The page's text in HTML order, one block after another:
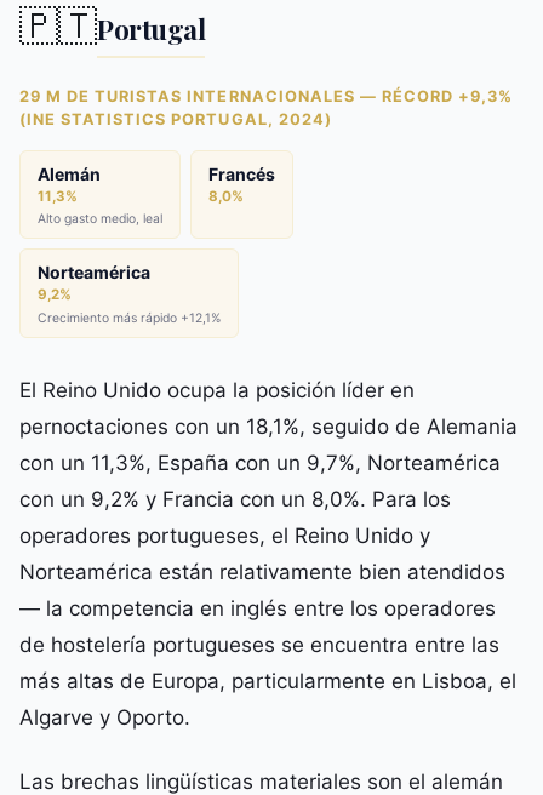
🇵🇹Portugal
29 M DE TURISTAS INTERNACIONALES — RÉCORD +9,3%
(INE STATISTICS PORTUGAL, 2024)
Alemán
11,3%
Alto gasto medio, leal
Francés
8,0%
Norteamérica
9,2%
Crecimiento más rápido +12,1%
El Reino Unido ocupa la posición líder en
pernoctaciones con un 18,1%, seguido de Alemania
con un 11,3%, España con un 9,7%, Norteamérica
con un 9,2% y Francia con un 8,0%. Para los
operadores portugueses, el Reino Unido y
Norteamérica están relativamente bien atendidos
— la competencia en inglés entre los operadores
de hostelería portugueses se encuentra entre las
más altas de Europa, particularmente en Lisboa, el
Algarve y Oporto.
Las brechas lingüísticas materiales son el alemán